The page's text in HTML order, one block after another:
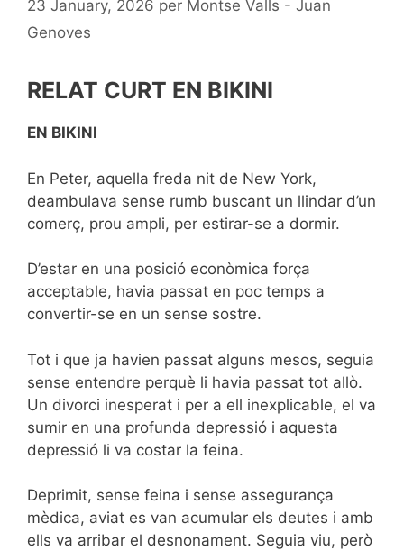
23 January, 2026 per Montse Valls - Juan
Genoves
RELAT CURT EN BIKINI
EN BIKINI
En Peter, aquella freda nit de New York,
deambulava sense rumb buscant un llindar d’un
comerç, prou ampli, per estirar-se a dormir.
D’estar en una posició econòmica força
acceptable, havia passat en poc temps a
convertir-se en un sense sostre.
Tot i que ja havien passat alguns mesos, seguia
sense entendre perquè li havia passat tot allò.
Un divorci inesperat i per a ell inexplicable, el va
sumir en una profunda depressió i aquesta
depressió li va costar la feina.
Deprimit, sense feina i sense assegurança
mèdica, aviat es van acumular els deutes i amb
ells va arribar el desnonament. Seguia viu, però